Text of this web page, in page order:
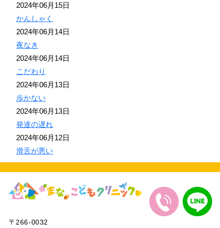
2024年06月15日
かんしゃく
2024年06月14日
夜なき
2024年06月14日
こだわり
2024年06月13日
歩かない
2024年06月13日
発達の遅れ
2024年06月12日
滑舌が悪い
〒266-0032